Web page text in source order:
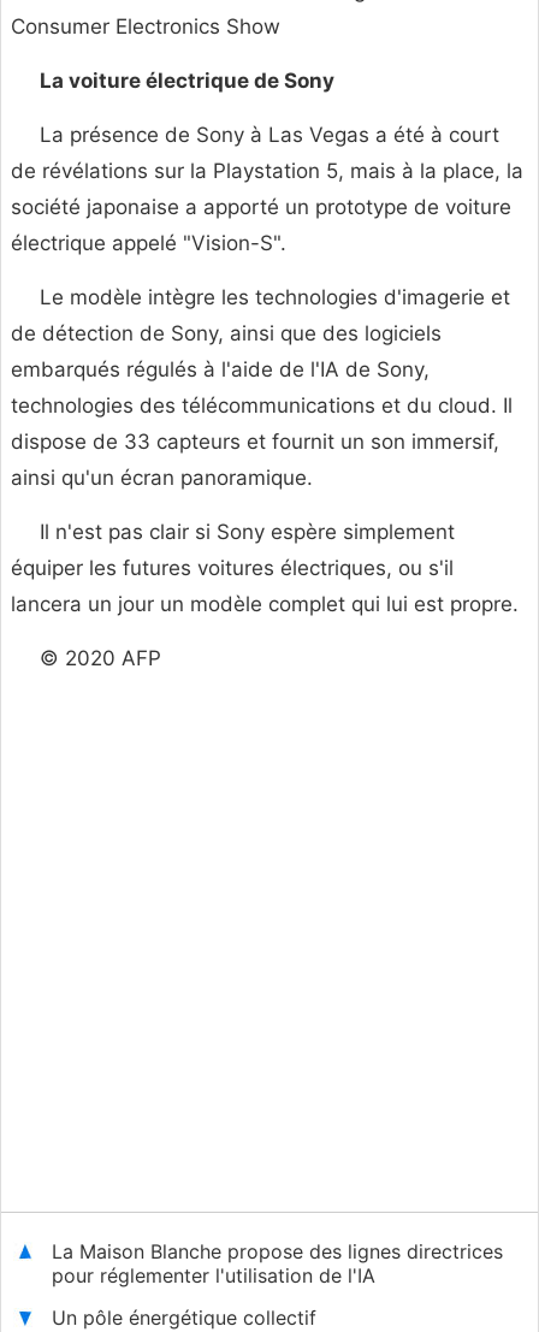
Consumer Electronics Show
La voiture électrique de Sony
La présence de Sony à Las Vegas a été à court
de révélations sur la Playstation 5, mais à la place, la
société japonaise a apporté un prototype de voiture
électrique appelé "Vision-S".
Le modèle intègre les technologies d'imagerie et
de détection de Sony, ainsi que des logiciels
embarqués régulés à l'aide de l'IA de Sony,
technologies des télécommunications et du cloud. Il
dispose de 33 capteurs et fournit un son immersif,
ainsi qu'un écran panoramique.
Il n'est pas clair si Sony espère simplement
équiper les futures voitures électriques, ou s'il
lancera un jour un modèle complet qui lui est propre.
© 2020 AFP
La Maison Blanche propose des lignes directrices
pour réglementer l'utilisation de l'IA
Un pôle énergétique collectif